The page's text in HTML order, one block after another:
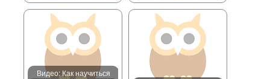
Видео: Как научиться